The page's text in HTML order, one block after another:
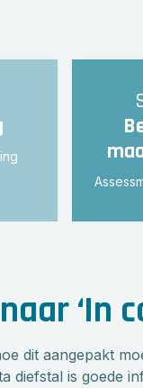
‘In
dit aangepakt
diefstal is goede